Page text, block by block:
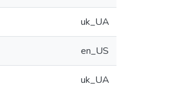
uk_UA
en_US
uk_UA